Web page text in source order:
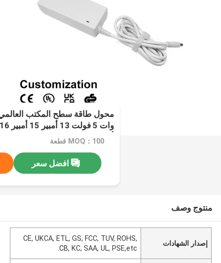
أمبيرMOQ：100 قطعة
افضل سعر
منتوج وصف
إصدار الشهادات
CE, UKCA, ETL, GS, FCC, TUV, ROHS,
CB, KC, SAA, UL, PSE,etc.